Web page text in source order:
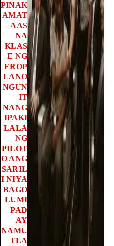
PINAK
AMAT
AAS
NA
KLAS
E NG
EROP
LANO
NGUN
IT
NANG
IPAKI
LALA
NG
PILOT
O ANG
SARIL
I NIYA
BAGO
LUMI
PAD
AY
NAMU
TLA